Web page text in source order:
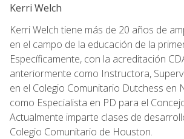
Kerri Welch
Kerri Welch tiene más de 20 años de
en el campo de la educación de la
Específicamente, con la acreditación
anteriormente como Instructora,
en el Colegio Comunitario Dutchess en
como Especialista en PD para el
Actualmente imparte clases de
Colegio Comunitario de Houston.